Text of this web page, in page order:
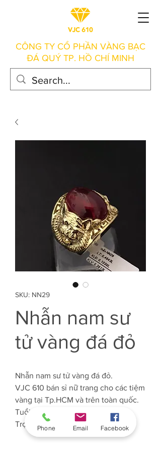
CÔNG TY CỔ PHẦN VÀNG BẠC
ĐÁ QUÝ TP. HỒ CHÍ MINH
SKU: NN29
Nhẫn nam sư
tử vàng đá đỏ
Nhẫn nam sư tử vàng đá đỏ.
VJC 610 bán sỉ nữ trang cho các tiệm
vàng tại Tp.HCM và trên toàn quốc.
Tuổi Vàng: 61%
Trọng lượng Vàng: Khoảng 3.6 chỉ
Phone Email Facebook